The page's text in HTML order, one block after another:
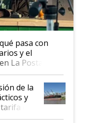
pasa con
y el
La Posta
de la
y
de